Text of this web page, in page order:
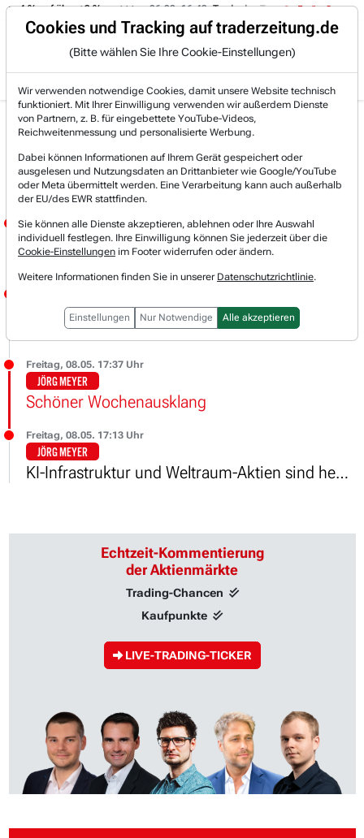
Trading-Room
-4 % auf über +3 %. 06.08. 16:49 Trade des Tages 06.08.
Gratis Account Login
Live-Trading-
Research
Montag, 11.05. 08:50 Uhr
JÖRG MEYER
JÖRG MEYER
Freitag, 08.05. 17:37 Uhr
JÖRG MEYER
Schöner Wochenausklang
Freitag, 08.05. 17:13 Uhr
JÖRG MEYER
KI-Infrastruktur und Weltraum-Aktien sind heute wieder die zwei Megatrends, die am Aktienmarkt gespielt werden.
Echtzeit-Kommentierung
der Aktienmärkte
Trading-Chancen
Kaufpunkte
LIVE-TRADING-TICKER
Cookies und Tracking auf traderzeitung.de
(Bitte wählen Sie Ihre Cookie-Einstellungen)
Wir verwenden notwendige Cookies, damit unsere Website technisch
funktioniert. Mit Ihrer Einwilligung verwenden wir außerdem Dienste
von Partnern, z. B. für eingebettete YouTube-Videos,
Reichweitenmessung und personalisierte Werbung.
Dabei können Informationen auf Ihrem Gerät gespeichert oder
ausgelesen und Nutzungsdaten an Drittanbieter wie Google/YouTube
oder Meta übermittelt werden. Eine Verarbeitung kann auch außerhalb
der EU/des EWR stattfinden.
Sie können alle Dienste akzeptieren, ablehnen oder Ihre Auswahl
individuell festlegen. Ihre Einwilligung können Sie jederzeit über die
Cookie-Einstellungen im Footer widerrufen oder ändern.
Weitere Informationen finden Sie in unserer Datenschutzrichtlinie.
Einstellungen Nur Notwendige Alle akzeptieren